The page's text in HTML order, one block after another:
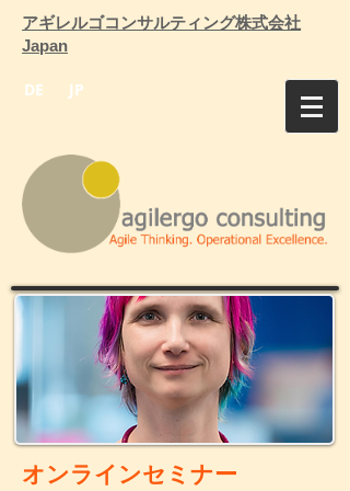
アギレルゴコンサルティング株式会社
Japan
DE JP
オンラインセミナー